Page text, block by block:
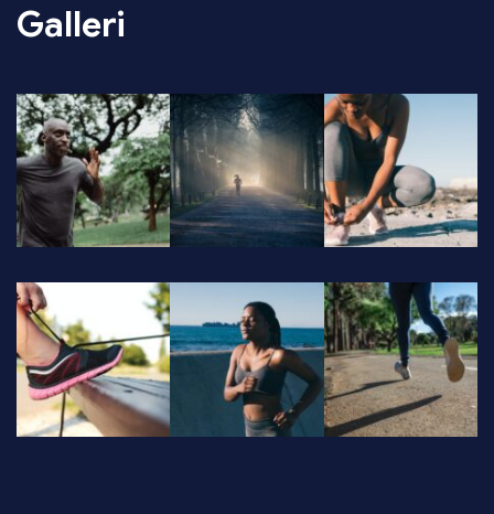
Galleri